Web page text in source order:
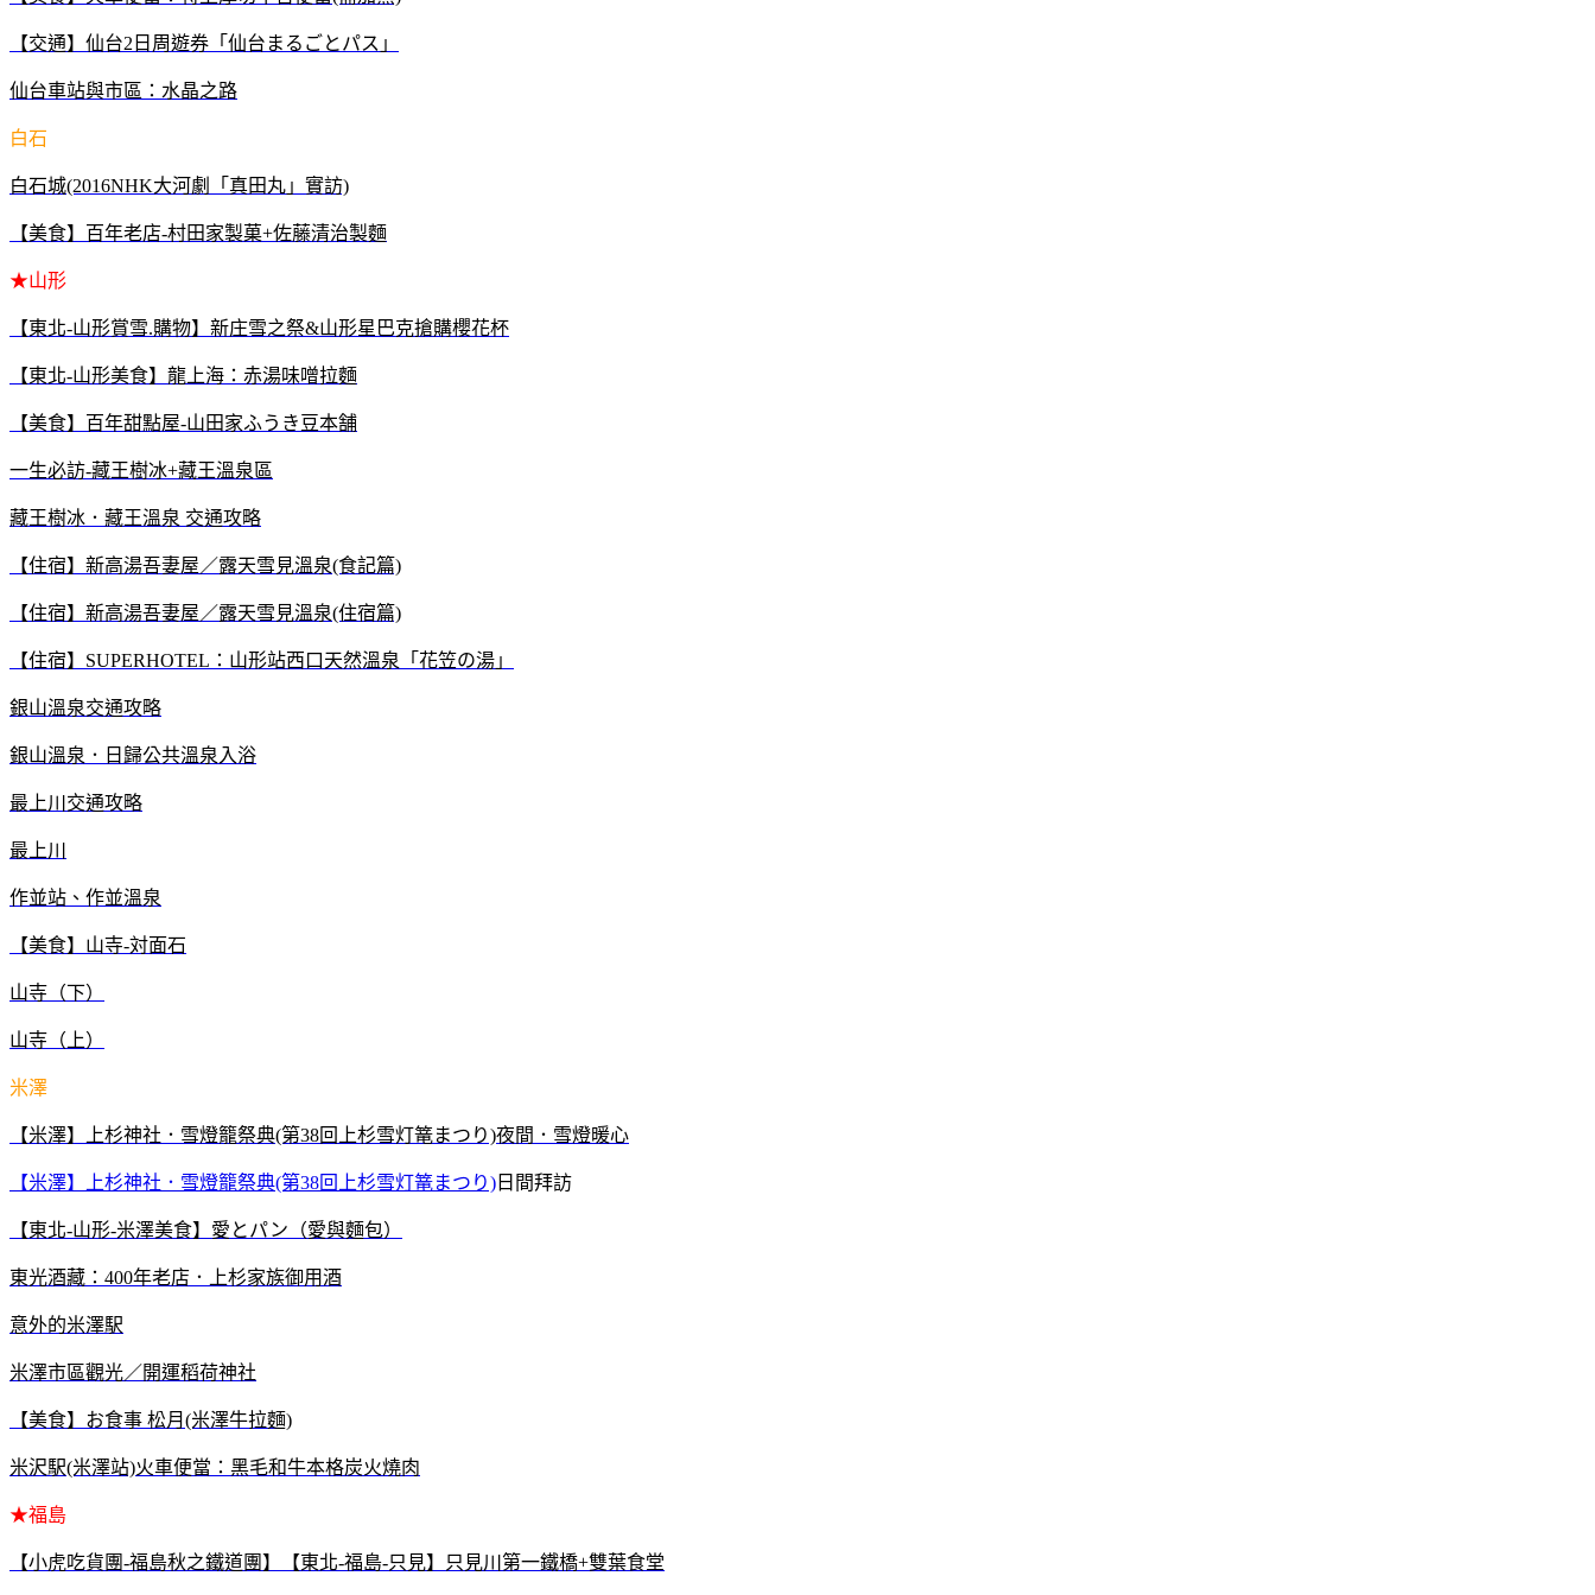
【交通】仙台2日周遊券「仙台まるごとパス」
仙台車站與市區：水晶之路
白石
白石城(2016NHK大河劇「真田丸」實訪)
【美食】百年老店-村田家製菓+佐藤清治製麵
★山形
【東北-山形賞雪.購物】新庄雪之祭&山形星巴克搶購櫻花杯
【東北-山形美食】龍上海：赤湯味噌拉麵
【美食】百年甜點屋-山田家ふうき豆本舗
一生必訪-藏王樹冰+藏王溫泉區
藏王樹冰．藏王溫泉 交通攻略
【住宿】新高湯吾妻屋／露天雪見溫泉(食記篇)
【住宿】新高湯吾妻屋／露天雪見溫泉(住宿篇)
【住宿】SUPERHOTEL：山形站西口天然溫泉「花笠の湯」
銀山溫泉交通攻略
銀山溫泉．日歸公共溫泉入浴
最上川交通攻略
最上川
作並站、作並溫泉
【美食】山寺-対面石
山寺（下）
山寺（上）
米澤
【米澤】上杉神社．雪燈籠祭典(第38回上杉雪灯篭まつり)夜間．雪燈暖心
【米澤】上杉神社．雪燈籠祭典(第38回上杉雪灯篭まつり) 日間拜訪
【東北-山形-米澤美食】愛とパン（愛與麵包）
東光酒藏：400年老店．上杉家族御用酒
意外的米澤駅
米澤市區觀光／開運稻荷神社
【美食】お食事 松月(米澤牛拉麵)
米沢駅(米澤站)火車便當：黑毛和牛本格炭火燒肉
★福島
【小虎吃貨團-福島秋之鐵道團】【東北-福島-只見】只見川第一鐵橋+雙葉食堂